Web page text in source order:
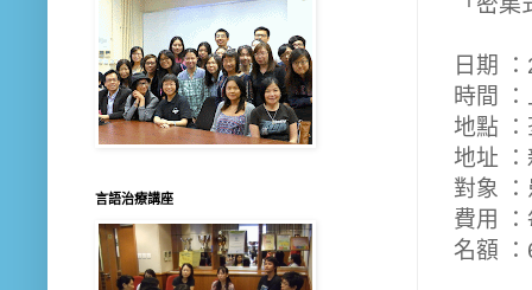
日期 ：
時間
：
地點
地址 ：
對象 ：
費用 ：
名額
言語治療講座